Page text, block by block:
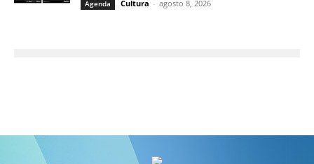
Agenda Cultura - agosto 8, 2026